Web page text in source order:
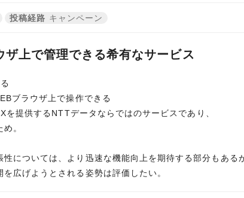
投稿経路 キャンペーン
上で管理できる希有なサービス
ブラウザ上で操作できる
を提供するNTTデータならではのサービスであり、
。
については、より迅速な機能向上を期待する部分もある
広げようとされる姿勢は評価したい。